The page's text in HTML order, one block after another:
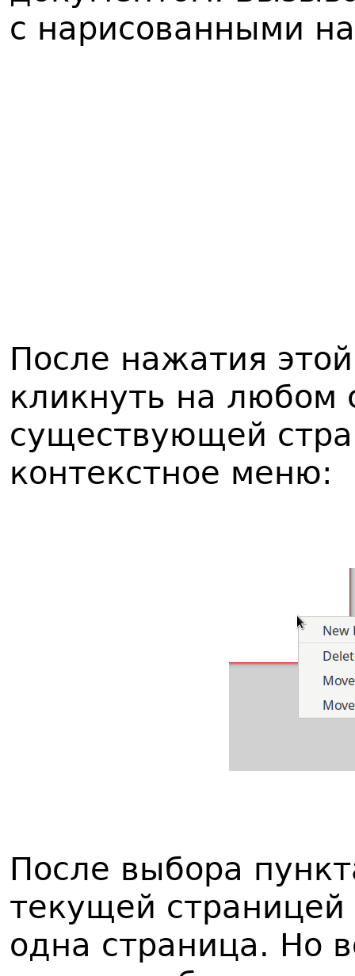
с нарисованными
После нажатия
кликнуть на любом
существующей
контекстное меню:
После выбора
текущей
одна страница. Но